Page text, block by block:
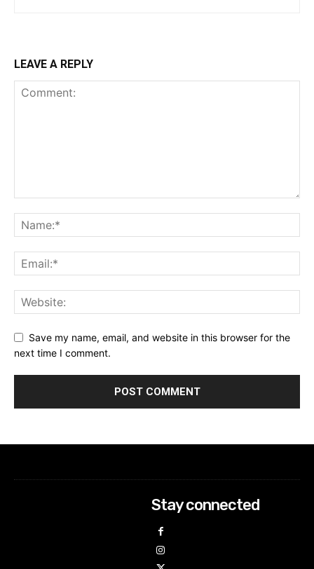
LEAVE A REPLY
Save my name, email, and website in this browser for the
next time I comment.
Stay connected